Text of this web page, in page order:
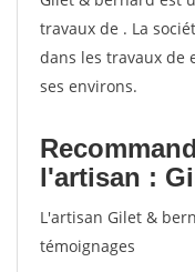
travaux de . La
dans les travaux de
ses environs.
l'artisan :
L'artisan Gilet &
témoignages